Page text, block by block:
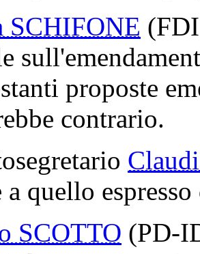
SCHIFONE
proposte
contrario.
quello
SCOTTO (PD-